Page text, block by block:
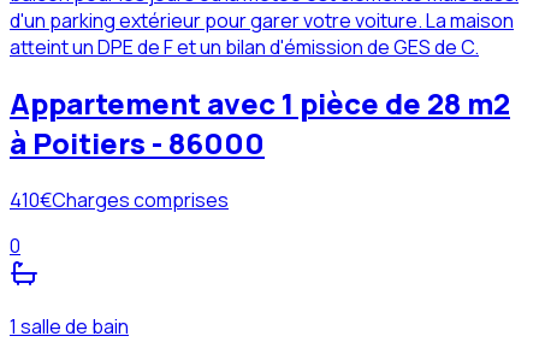
d'un parking extérieur pour garer votre voiture. La maison
atteint un DPE de F et un bilan d'émission de GES de C.
Appartement avec 1 pièce de 28 m2
à Poitiers - 86000
410€Charges comprises
0
1 salle de bain